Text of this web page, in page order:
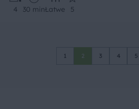
4 30 minŁatwe 5
1 2 3 4 5